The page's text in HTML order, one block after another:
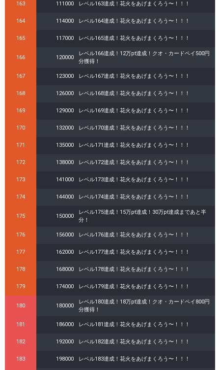
163 111000 レベル163達成！花火をあげまくろう〜！！！
164 114000 レベル164達成！花火をあげまくろう〜！！！
165 117000 レベル165達成！花火をあげまくろう〜！！！
166 120000
レベル166達成！12万pt達成！クオ・カードペイ500円
分獲得！
167 123000 レベル167達成！花火をあげまくろう〜！！！
168 126000 レベル168達成！花火をあげまくろう〜！！！
169 129000 レベル169達成！花火をあげまくろう〜！！！
170 132000 レベル170達成！花火をあげまくろう〜！！！
171 135000 レベル171達成！花火をあげまくろう〜！！！
172 138000 レベル172達成！花火をあげまくろう〜！！！
173 141000 レベル173達成！花火をあげまくろう〜！！！
174 144000 レベル174達成！花火をあげまくろう〜！！！
175 150000
レベル175達成！15万pt達成！30万pt達成まであと半
分！
176 156000 レベル176達成！花火をあげまくろう〜！！！
177 162000 レベル177達成！花火をあげまくろう〜！！！
178 168000 レベル178達成！花火をあげまくろう〜！！！
179 174000 レベル179達成！花火をあげまくろう〜！！！
180 180000
レベル180達成！18万pt達成！クオ・カードペイ800円
分獲得！
181 186000 レベル181達成！花火をあげまくろう〜！！！
182 192000 レベル182達成！花火をあげまくろう〜！！！
183 198000 レベル183達成！花火をあげまくろう〜！！！